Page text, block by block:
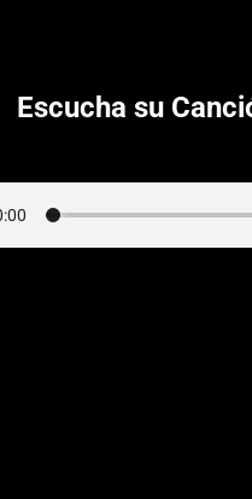
Escucha su